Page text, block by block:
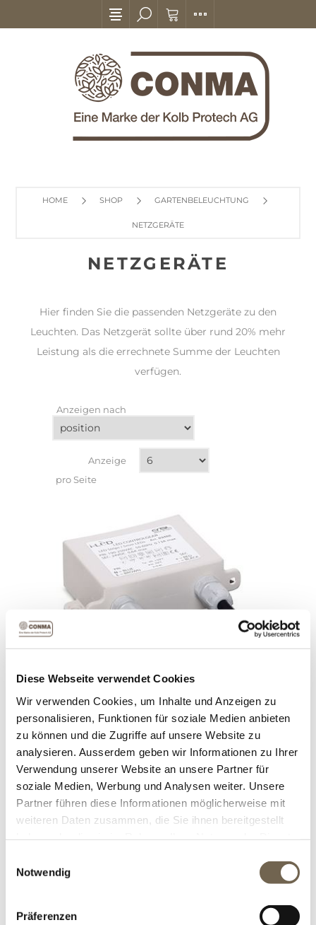
Diese Webseite verwendet Cookies
Wir verwenden Cookies, um Inhalte und Anzeigen zu
personalisieren, Funktionen für soziale Medien anbieten
zu können und die Zugriffe auf unsere Website zu
analysieren. Ausserdem geben wir Informationen zu Ihrer
Verwendung unserer Website an unsere Partner für
soziale Medien, Werbung und Analysen weiter. Unsere
Partner führen diese Informationen möglicherweise mit
weiteren Daten zusammen, die Sie ihnen bereitgestellt
Notwendig
Präferenzen
HOME SHOP GARTENBELEUCHTUNG
NETZGERÄTE
NETZGERÄTE
Hier finden Sie die passenden Netzgeräte zu den
Leuchten. Das Netzgerät sollte über rund 20% mehr
Leistung als die errechnete Summe der Leuchten
verfügen.
Anzeigen nach
Anzeige
pro Seite
CHF 84.00